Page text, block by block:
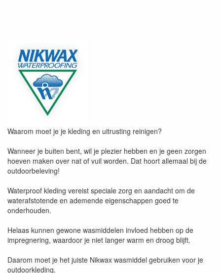
Waarom moet je je kleding en uitrusting reinigen?
Wanneer je buiten bent, wil je plezier hebben en je geen zorgen
hoeven maken over nat of vuil worden. Dat hoort allemaal bij de
outdoorbeleving!
Waterproof kleding vereist speciale zorg en aandacht om de
waterafstotende en ademende eigenschappen goed te
onderhouden.
Helaas kunnen gewone wasmiddelen invloed hebben op de
impregnering, waardoor je niet langer warm en droog blijft.
Daarom moet je het juiste Nikwax wasmiddel gebruiken voor je
outdoorkleding.